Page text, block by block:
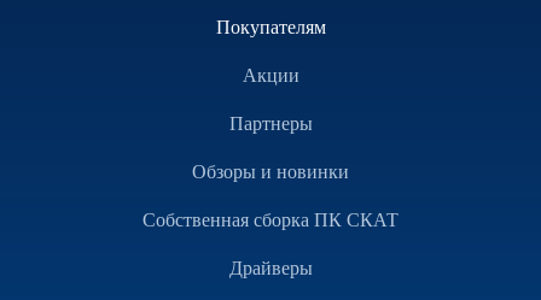
Покупателям
Акции
Партнеры
Обзоры и новинки
Собственная сборка ПК СКАТ
Драйверы